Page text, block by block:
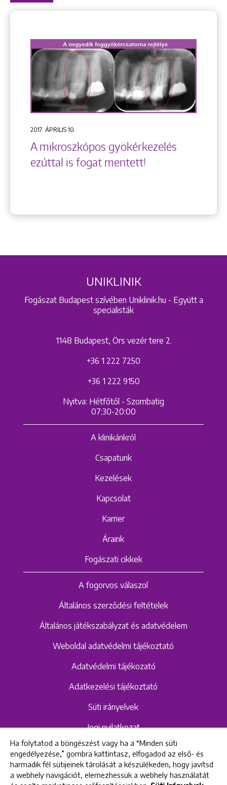
2017. ÁPRILIS 10.
A mikroszkópos gyökérkezelés
ezúttal is fogat mentett!
UNIKLINIK
Fogászat Budapest szívében Uniklinik.hu - Együtt a
specialisták
1148 Budapest, Örs vezér tere 2.
+36 1 222 7250
+36 1 222 9150
Nyitva: Hétfőtől - Szombatig
07:30-20:00
A klinikánkról
Csapatunk
Kezelések
Kapcsolat
Karrier
Áraink
Fogászati cikkek
A fogorvos válaszol
Általános szerződési feltételek
Általános játékszabályzat és adatvédelem
Weboldal adatvédelmi tájékoztató
Adatvédelmi tájékozató
Adatkezelési tájékoztató
Süti irányelvek
Jogi nyilatkozat
Hangrögzítéshez kapcsolódó adatvédelmi
szabályzat és tájékoztató
Ha folytatod a böngészést vagy ha a “Minden süti
engedélyezése,” gombra kattintasz, elfogadod az első- és
harmadik fél sütijeinek tárolását a készülékeden, hogy javítsd
a webhely navigációt, elemezhessük a webhely használatát